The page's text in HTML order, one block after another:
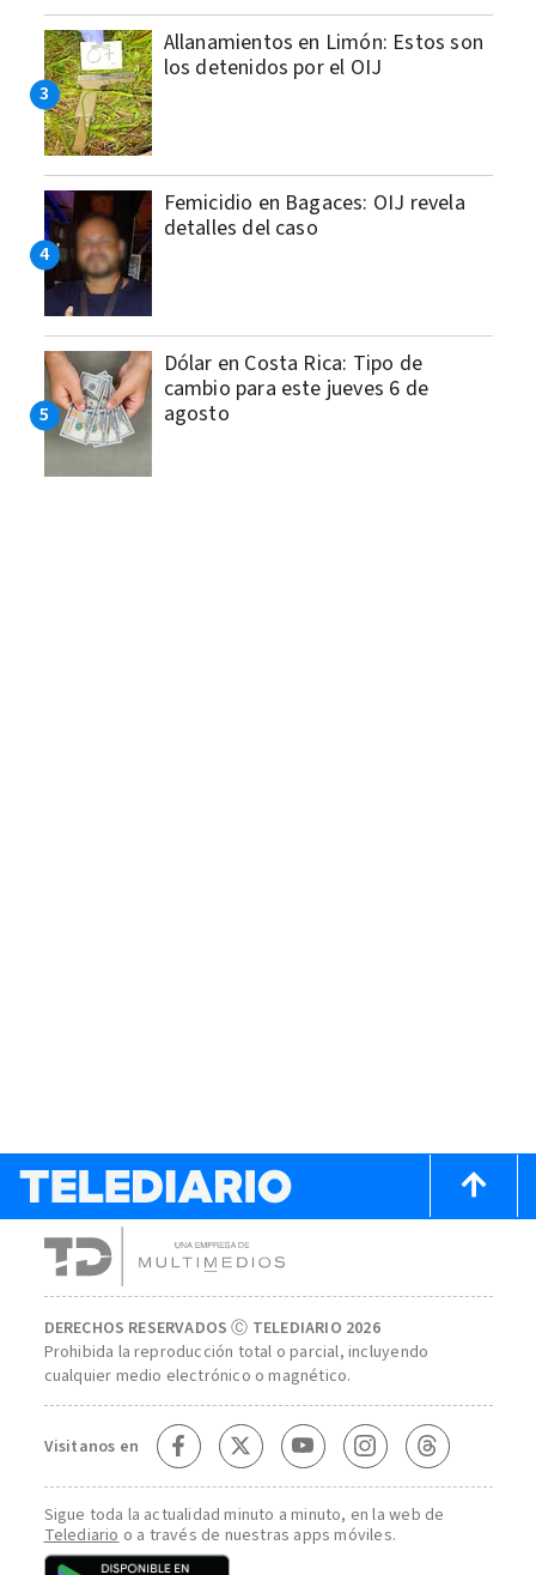
Allanamientos en Limón: Estos son
los detenidos por el OIJ
Femicidio en Bagaces: OIJ revela
detalles del caso
Dólar en Costa Rica: Tipo de
cambio para este jueves 6 de
agosto
DERECHOS RESERVADOS Ⓒ TELEDIARIO 2026
Prohibida la reproducción total o parcial, incluyendo
cualquier medio electrónico o magnético.
Visitanos en
Sigue toda la actualidad minuto a minuto, en la web de
Telediario o a través de nuestras apps móviles.